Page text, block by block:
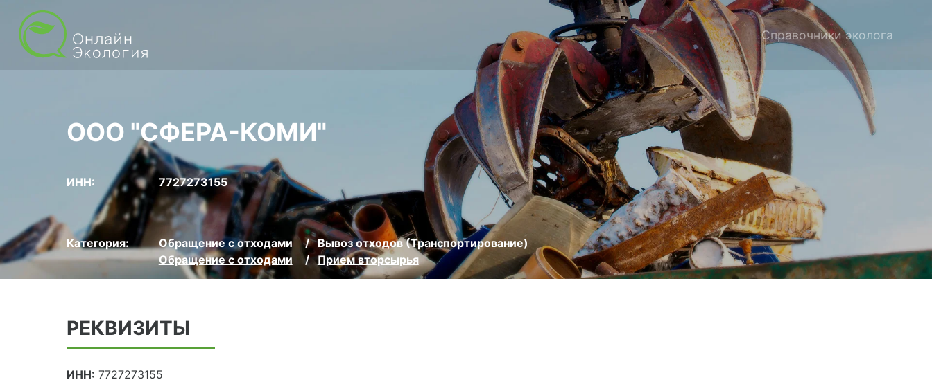
Справочники эколога
ООО "СФЕРА-КОМИ"
ИНН: 7727273155
Категория: Обращение с отходами
Вывоз отходов (Транспортирование)
Обращение с отходами
Прием вторсырья
РЕКВИЗИТЫ
ИНН: 7727273155